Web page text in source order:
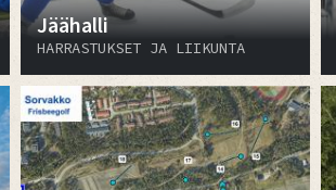
Jäähalli
HARRASTUKSET JA LIIKUNTA